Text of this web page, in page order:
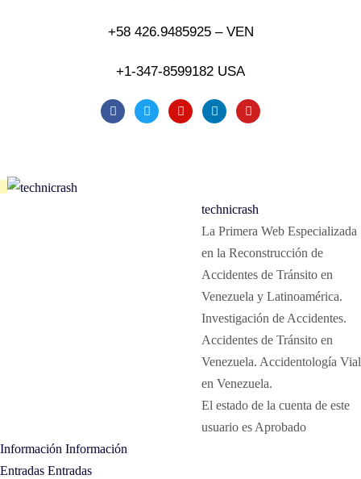
+58 426.9485925 – VEN
+1-347-8599182 USA
technicrash
La Primera Web Especializada
en la Reconstrucción de
Accidentes de Tránsito en
Venezuela y Latinoamérica.
Investigación de Accidentes.
Accidentes de Tránsito en
Venezuela. Accidentología Vial
en Venezuela.
El estado de la cuenta de este
usuario es Aprobado
Información Información
Entradas Entradas